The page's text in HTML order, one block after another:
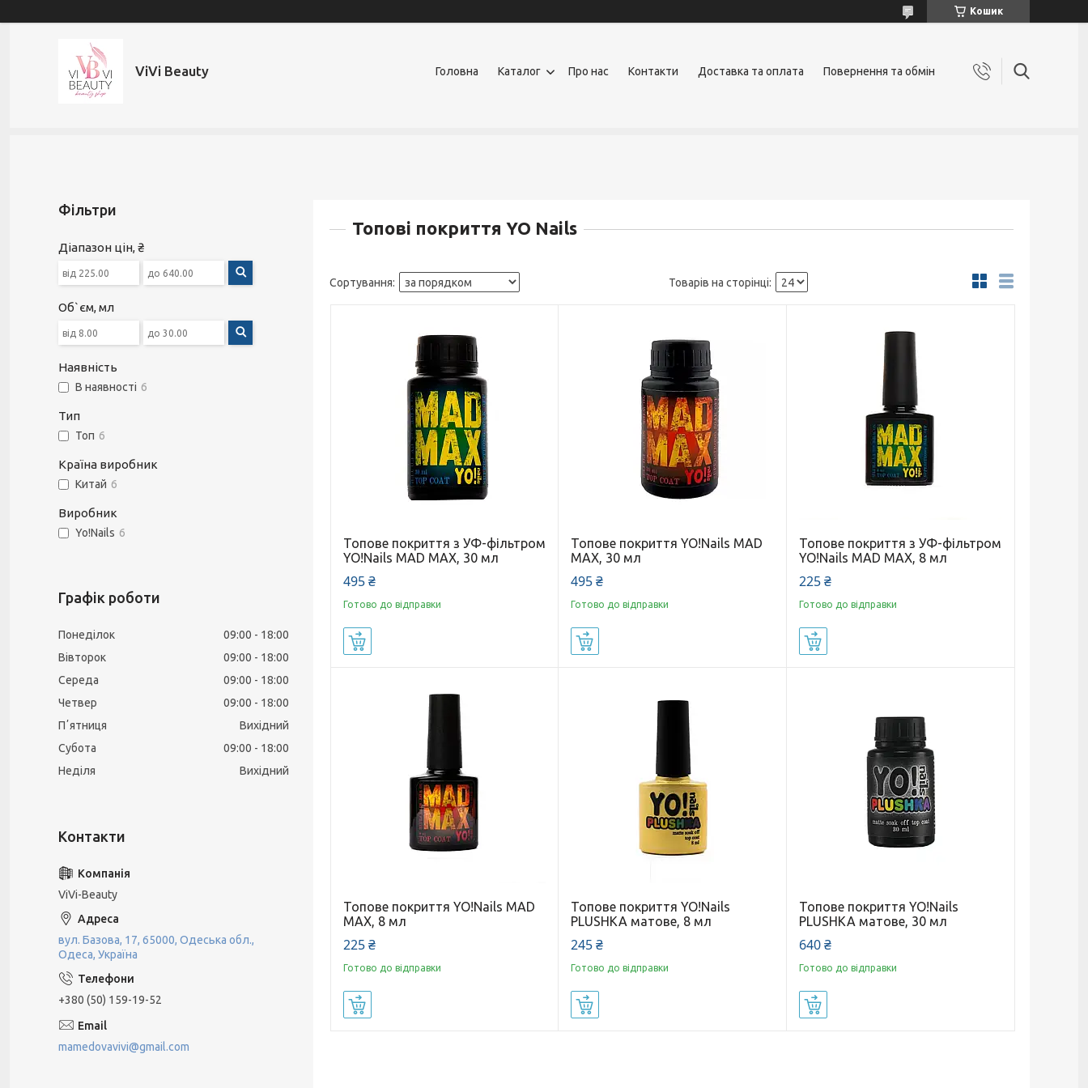
Кошик
ViVi Beauty Головна Каталог Про нас Контакти Доставка та оплата Повернення та обмін
Топові покриття YO Nails
Топове покриття з УФ-фільтром
YO!Nails MAD MAX, 30 мл
495 ₴
Готово до відправки
Топове покриття YO!Nails MAD
MAX, 30 мл
495 ₴
Готово до відправки
Топове покриття з УФ-фільтром
YO!Nails MAD MAX, 8 мл
225 ₴
Готово до відправки
Топове покриття YO!Nails MAD
MAX, 8 мл
225 ₴
Готово до відправки
Топове покриття YO!Nails
PLUSHKA матове, 8 мл
245 ₴
Готово до відправки
Топове покриття YO!Nails
PLUSHKA матове, 30 мл
640 ₴
Готово до відправки
Фільтри
Діапазон цін, ₴
Об`єм, мл
Наявність
В наявності 6
Тип
Топ 6
Країна виробник
Китай 6
Виробник
Yo!Nails 6
Графік роботи
Понеділок 09:00
18:00
Вівторок
09:00
18:00
Середа
09:00
18:00
Четвер
09:00
18:00
Пʼятниця
Вихідний
Субота
09:00
18:00
Неділя
Вихідний
ViVi-Beauty
вул. Базова, 17, 65000, Одеська обл.,
Одеса, Україна
+380 (50) 159-19-52
mamedovavivi@gmail.com